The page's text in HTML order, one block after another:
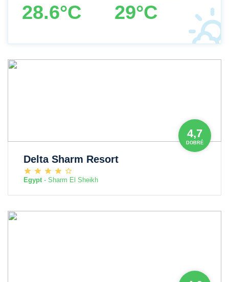
28.6°C 29°C
4,7
DOBRÉ
Delta Sharm Resort
Egypt - Sharm El Sheikh